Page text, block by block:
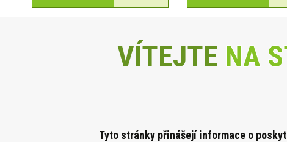
VÍTEJTE NA
Tyto stránky přinášejí informace o